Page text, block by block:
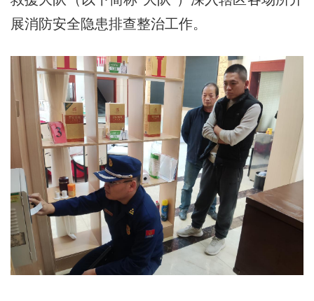
展消防安全隐患排查整治工作。